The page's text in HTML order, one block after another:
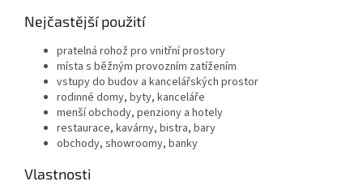
Nejčastější použití
pratelná rohož pro vnitřní prostory
místa s běžným provozním zatížením
vstupy do budov a kancelářských prostor
rodinné domy, byty, kanceláře
menší obchody, penziony a hotely
restaurace, kavárny, bistra, bary
obchody, showroomy, banky
Vlastnosti